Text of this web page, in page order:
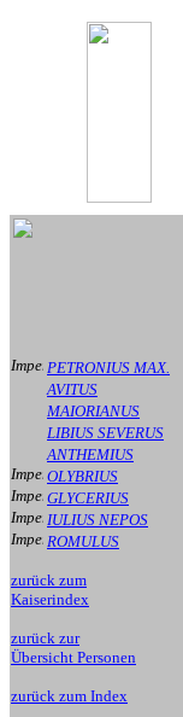
PETRONIUS MAX.
AVITUS
MAIORIANUS
LIBIUS SEVERUS
ANTHEMIUS
OLYBRIUS
GLYCERIUS
IULIUS NEPOS
ROMULUS
zurück zum
Kaiserindex
zurück zur
Übersicht Personen
zurück zum Index